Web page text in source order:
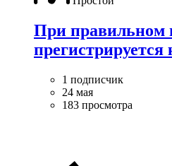
При правильном
1 подписчик
24 мая
183 просмотра